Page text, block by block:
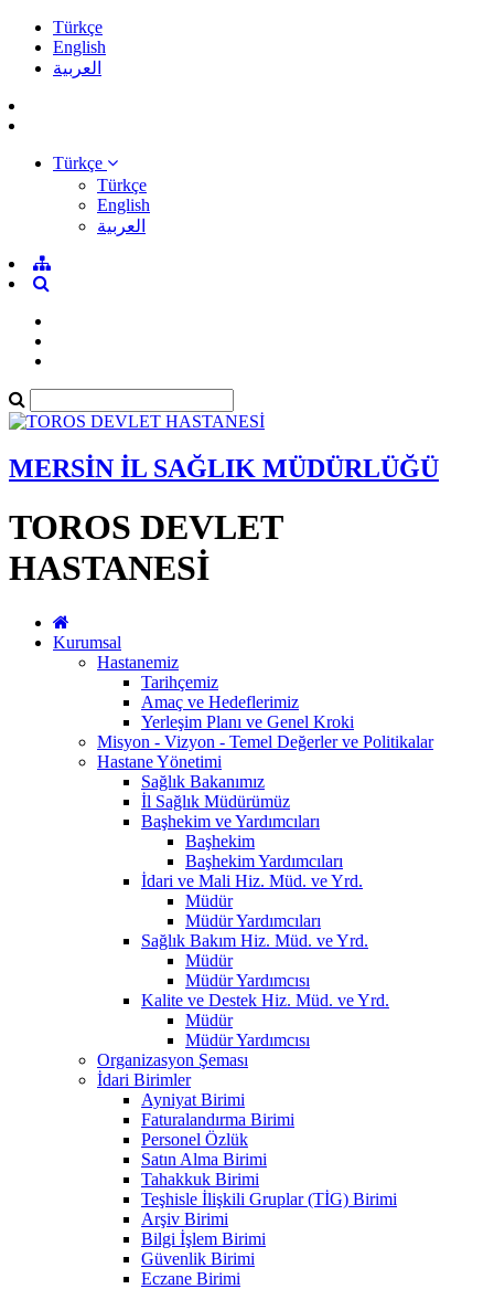
Türkçe
English
العربية
Türkçe
Türkçe
English
العربية
MERSİN İL SAĞLIK MÜDÜRLÜĞÜ
TOROS DEVLET
HASTANESİ
Kurumsal
Hastanemiz
Tarihçemiz
Amaç ve Hedeflerimiz
Yerleşim Planı ve Genel Kroki
Misyon - Vizyon - Temel Değerler ve Politikalar
Hastane Yönetimi
Sağlık Bakanımız
İl Sağlık Müdürümüz
Başhekim ve Yardımcıları
Başhekim
Başhekim Yardımcıları
İdari ve Mali Hiz. Müd. ve Yrd.
Müdür
Müdür Yardımcıları
Sağlık Bakım Hiz. Müd. ve Yrd.
Müdür
Müdür Yardımcısı
Kalite ve Destek Hiz. Müd. ve Yrd.
Müdür
Müdür Yardımcısı
Organizasyon Şeması
İdari Birimler
Ayniyat Birimi
Faturalandırma Birimi
Personel Özlük
Satın Alma Birimi
Tahakkuk Birimi
Teşhisle İlişkili Gruplar (TİG) Birimi
Arşiv Birimi
Bilgi İşlem Birimi
Güvenlik Birimi
Eczane Birimi